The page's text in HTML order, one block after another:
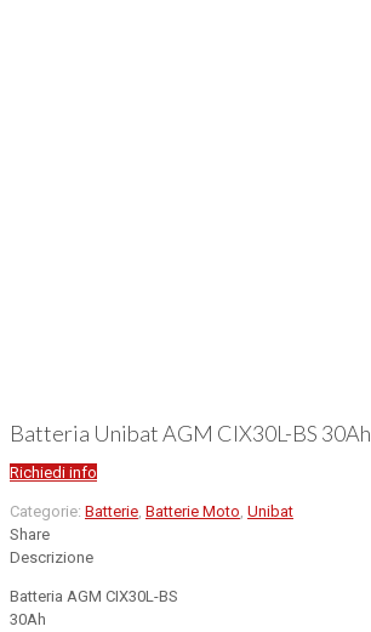
Batteria Unibat AGM CIX30L-BS 30Ah
Richiedi info
Categorie: Batterie Batterie Moto Unibat
Share
Descrizione
Batteria AGM CIX30L-BS
30Ah